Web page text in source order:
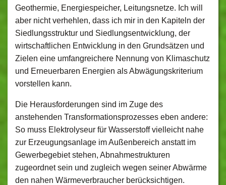
Geothermie, Energiespeicher, Leitungsnetze. Ich will
aber nicht verhehlen, dass ich mir in den Kapiteln der
Siedlungsstruktur und Siedlungsentwicklung, der
wirtschaftlichen Entwicklung in den Grundsätzen und
Zielen eine umfangreichere Nennung von Klimaschutz
und Erneuerbaren Energien als Abwägungskriterium
vorstellen kann.
Die Herausforderungen sind im Zuge des
anstehenden Transformationsprozesses eben andere:
So muss Elektrolyseur für Wasserstoff vielleicht nahe
zur Erzeugungsanlage im Außenbereich anstatt im
Gewerbegebiet stehen, Abnahmestrukturen
zugeordnet sein und zugleich wegen seiner Abwärme
den nahen Wärmeverbraucher berücksichtigen.